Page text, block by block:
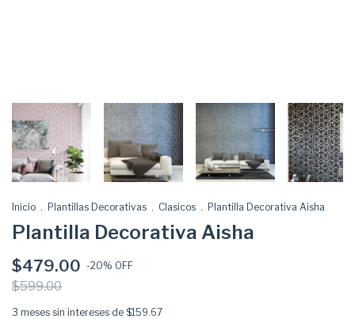
Inicio . Plantillas Decorativas . Clasicos . Plantilla Decorativa Aisha
Plantilla Decorativa Aisha
$479.00 -20% OFF
$599.00
3 meses sin intereses de $159.67